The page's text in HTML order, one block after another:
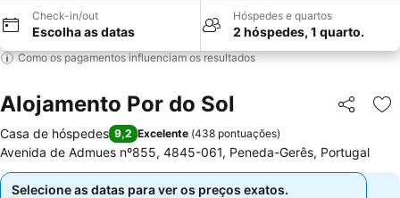
Check-in/out
Escolha as datas
Hóspedes e quartos
2 hóspedes, 1 quarto.
Como os pagamentos influenciam os resultados
Alojamento Por do Sol Partilhar
Casa de hóspedes 9,2 Excelente (438 pontuações)
Avenida de Admues nº855, 4845-061, Peneda-Gerês, Portugal
Selecione as datas para ver os preços exatos.
Selecione as datas para ver os preços exatos.